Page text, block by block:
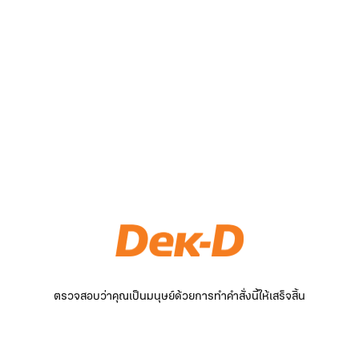
ตรวจสอบว่าคุณเป็นมนุษย์ด้วยการทำคำสั่งนี้ให้เสร็จสิ้น